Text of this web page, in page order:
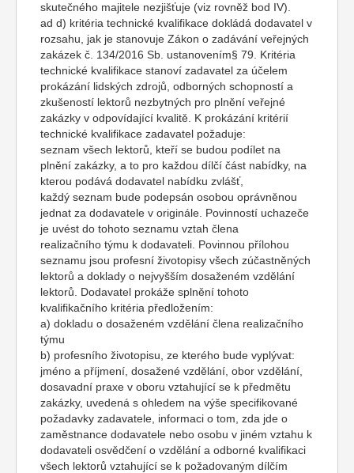
skutečného majitele nezjišťuje (viz rovněž bod IV).
ad d) kritéria technické kvalifikace dokládá dodavatel v
rozsahu, jak je stanovuje Zákon o zadávání veřejných
zakázek č. 134/2016 Sb. ustanovením§ 79. Kritéria
technické kvalifikace stanoví zadavatel za účelem
prokázání lidských zdrojů, odborných schopností a
zkušeností lektorů nezbytných pro plnění veřejné
zakázky v odpovídající kvalitě. K prokázání kritérií
technické kvalifikace zadavatel požaduje:
seznam všech lektorů, kteří se budou podílet na
plnění zakázky, a to pro každou dílčí část nabídky, na
kterou podává dodavatel nabídku zvlášť,
každý seznam bude podepsán osobou oprávněnou
jednat za dodavatele v originále. Povinností uchazeče
je uvést do tohoto seznamu vztah člena
realizačního týmu k dodavateli. Povinnou přílohou
seznamu jsou profesní životopisy všech zúčastněných
lektorů a doklady o nejvyšším dosaženém vzdělání
lektorů. Dodavatel prokáže splnění tohoto
kvalifikačního kritéria předložením:
a) dokladu o dosaženém vzdělání člena realizačního
týmu
b) profesního životopisu, ze kterého bude vyplývat:
jméno a příjmení, dosažené vzdělání, obor vzdělání,
dosavadní praxe v oboru vztahující se k předmětu
zakázky, uvedená s ohledem na výše specifikované
požadavky zadavatele, informaci o tom, zda jde o
zaměstnance dodavatele nebo osobu v jiném vztahu k
dodavateli osvědčení o vzdělání a odborné kvalifikaci
všech lektorů vztahující se k požadovaným dílčím